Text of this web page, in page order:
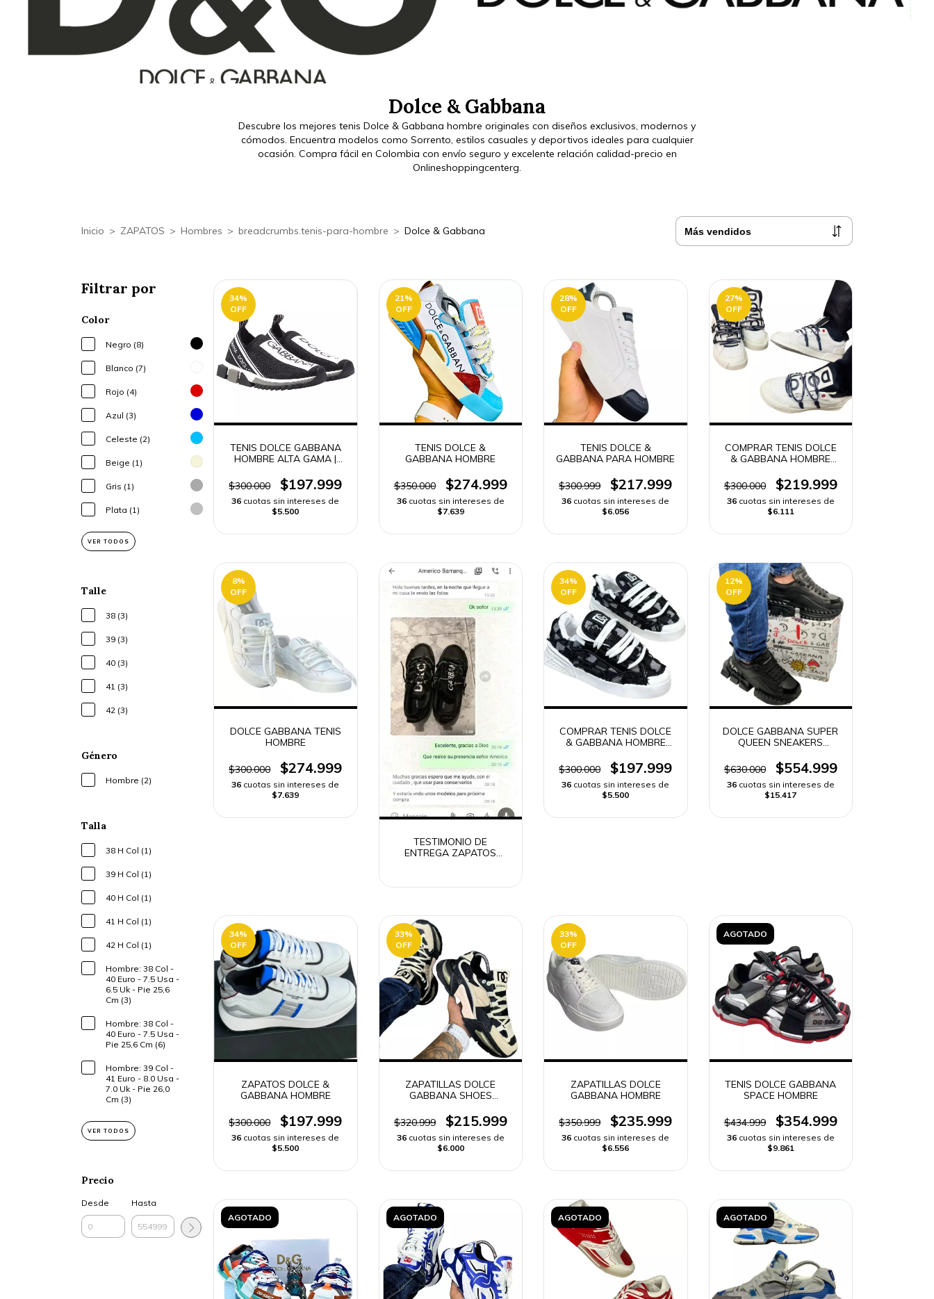
Dolce & Gabbana
Descubre los mejores tenis Dolce & Gabbana hombre originales con diseños exclusivos, modernos y
cómodos. Encuentra modelos como Sorrento, estilos casuales y deportivos ideales para cualquier
ocasión. Compra fácil en Colombia con envío seguro y excelente relación calidad-precio en
Onlineshoppingcenterg.
Inicio > ZAPATOS > Hombres > breadcrumbs.tenis-para-hombre > Dolce & Gabbana
Filtrar por
Color
Negro (8)
Blanco (7)
Rojo (4)
Azul (3)
Celeste (2)
Beige (1)
Gris (1)
Plata (1)
VER TODOS
Talle
38 (3)
39 (3)
40 (3)
41 (3)
42 (3)
Género
Hombre (2)
Talla
38 H Col (1)
39 H Col (1)
40 H Col (1)
41 H Col (1)
42 H Col (1)
Hombre: 38 Col -
40 Euro - 7.5 Usa -
6.5 Uk - Pie 25,6
Cm (3)
Hombre: 38 Col -
40 Euro - 7.5 Usa -
Pie 25,6 Cm (6)
Hombre: 39 Col -
41 Euro - 8.0 Usa -
7.0 Uk - Pie 26,0
Cm (3)
VER TODOS
Precio
Desde Hasta
34%
OFF
TENIS DOLCE GABBANA
HOMBRE ALTA GAMA |
$300.000
$197.999
36 cuotas sin intereses de
$5.500
21%
OFF
TENIS DOLCE &
GABBANA HOMBRE
$350.000 $274.999
36 cuotas sin intereses de
$7.639
28%
OFF
TENIS DOLCE &
GABBANA PARA HOMBRE
$300.999 $217.999
36 cuotas sin intereses de
$6.056
27%
OFF
COMPRAR TENIS DOLCE
& GABBANA HOMBRE
RAPIDO
$300.000 $219.999
36 cuotas sin intereses de
$6.111
8%
OFF
DOLCE GABBANA TENIS
HOMBRE
$300.000 $274.999
36 cuotas sin intereses de
$7.639
TESTIMONIO DE
ENTREGA ZAPATOS
34%
OFF
COMPRAR TENIS DOLCE
& GABBANA HOMBRE
RÁPIDO
$300.000 $197.999
36 cuotas sin intereses de
$5.500
12%
OFF
DOLCE GABBANA SUPER
QUEEN SNEAKERS
$630.000
$554.999
36 cuotas sin intereses de
$15.417
34%
OFF
ZAPATOS DOLCE &
GABBANA HOMBRE
$300.000 $197.999
36 cuotas sin intereses de
$5.500
33%
OFF
ZAPATILLAS DOLCE
GABBANA SHOES
$320.999
$215.999
36 cuotas sin intereses de
$6.000
33%
OFF
ZAPATILLAS DOLCE
GABBANA HOMBRE
$350.999 $235.999
36 cuotas sin intereses de
$6.556
AGOTADO
TENIS DOLCE GABBANA
SPACE HOMBRE
$434.999 $354.999
36 cuotas sin intereses de
$9.861
AGOTADO AGOTADO AGOTADO AGOTADO